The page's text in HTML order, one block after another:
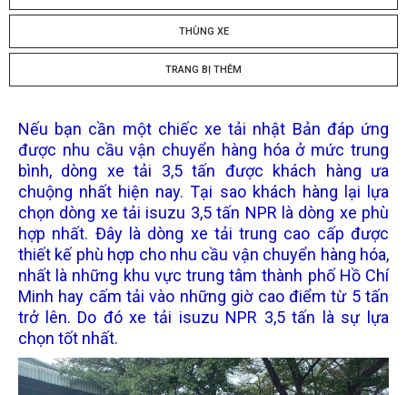
THÙNG XE
TRANG BỊ THÊM
Nếu bạn cần một chiếc xe tải nhật Bản đáp ứng
được nhu cầu vận chuyển hàng hóa ở mức trung
bình, dòng xe tải 3,5 tấn được khách hàng ưa
chuộng nhất hiện nay. Tại sao khách hàng lại lựa
chọn dòng xe tải isuzu 3,5 tấn NPR là dòng xe phù
hợp nhất. Đây là dòng xe tải trung cao cấp được
thiết kế phù hợp cho nhu cầu vận chuyển hàng hóa,
nhất là những khu vực trung tâm thành phố Hồ Chí
Minh hay cấm tải vào những giờ cao điểm từ 5 tấn
trở lên. Do đóxe tải isuzu NPR 3,5 tấn
là sự lựa
chọn tốt nhất.